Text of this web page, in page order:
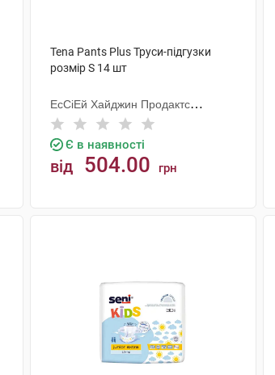
Tena Pants Plus Труси-підгузки
розмір S 14 шт
ЕсСіЕй Хайджин Продактс
Хугезанд
Є в наявності
від 504.00 грн